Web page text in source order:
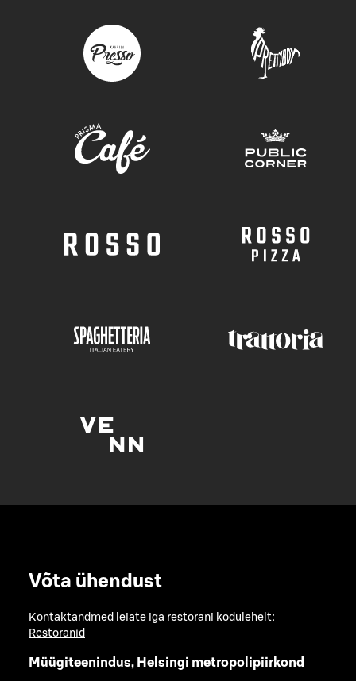
Võta ühendust
Kontaktandmed leiate iga restorani kodulehelt:
Restoranid
Müügiteenindus, Helsingi metropolipiirkond